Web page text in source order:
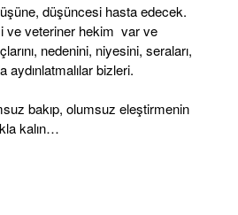
düşüncesi hasta edecek.
ve veteriner hekim var ve
nedenini, niyesini, seraları,
bizleri.
bakıp, olumsuz eleştirmenin
kalın…